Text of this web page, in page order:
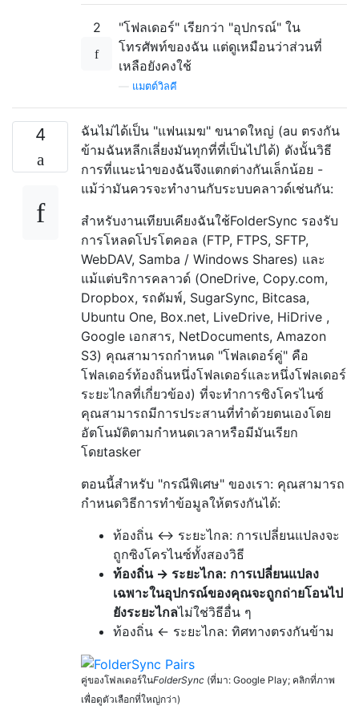
2
"โฟลเดอร์" เรียกว่า "อุปกรณ์" ใน
โทรศัพท์ของฉัน แต่ดูเหมือนว่าส่วนที่
เหลือยังคงใช้
แมตต์วิลคี
4
ฉันไม่ได้เป็น "แฟนเมฆ" ขนาดใหญ่ (au ตรงกัน
ข้ามฉันหลีกเลี่ยงมันทุกที่ที่เป็นไปได้) ดังนั้นวิธี
การที่แนะนำของฉันจึงแตกต่างกันเล็กน้อย -
แม้ว่ามันควรจะทำงานกับระบบคลาวด์เช่นกัน:
สำหรับงานเทียบเคียงฉันใช้FolderSync รองรับ
การโหลดโปรโตคอล (FTP, FTPS, SFTP,
WebDAV, Samba / Windows Shares) และ
แม้แต่บริการคลาวด์ (OneDrive, Copy.com,
Dropbox, รถดัมพ์, SugarSync, Bitcasa,
Ubuntu One, Box.net, LiveDrive, HiDrive ,
Google เอกสาร, NetDocuments, Amazon
S3) คุณสามารถกำหนด "โฟลเดอร์คู่" คือ
โฟลเดอร์ท้องถิ่นหนึ่งโฟลเดอร์และหนึ่งโฟลเดอร์
ระยะไกลที่เกี่ยวข้อง) ที่จะทำการซิงโครไนซ์
คุณสามารถมีการประสานที่ทำด้วยตนเองโดย
อัตโนมัติตามกำหนดเวลาหรือมีมันเรียก
โดยtasker
ตอนนี้สำหรับ "กรณีพิเศษ" ของเรา: คุณสามารถ
กำหนดวิธีการทำข้อมูลให้ตรงกันได้:
ท้องถิ่น <-> ระยะไกล: การเปลี่ยนแปลงจะ
ถูกซิงโครไนซ์ทั้งสองวิธี
ท้องถิ่น -> ระยะไกล: การเปลี่ยนแปลง
เฉพาะในอุปกรณ์ของคุณจะถูกถ่ายโอนไป
ยังระยะไกลไม่ใช่วิธีอื่น ๆ
ท้องถิ่น <- ระยะไกล: ทิศทางตรงกันข้าม
คู่ของโฟลเดอร์ในFolderSync (ที่มา: Google Play; คลิกที่ภาพ
เพื่อดูตัวเลือกที่ใหญ่กว่า)